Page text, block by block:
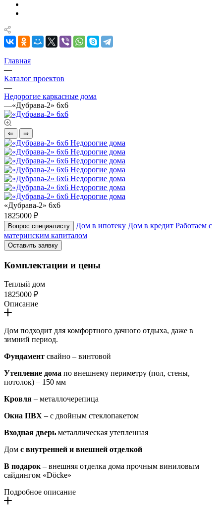
Главная
—
Каталог проектов
—
Недорогие каркасные дома
—«Дубрава-2» 6х6
⇐ ⇒
«Дубрава-2» 6х6
1825000 ₽
Вопрос специалисту Дом в ипотеку Дом в кредит Работаем с
материнским капиталом
Оставить заявку
Комплектации и цены
Теплый дом
1825000 ₽
Описание
Дом подходит для комфортного дачного отдыха, даже в
зимний период.
Фундамент свайно – винтовой
Утепление дома по внешнему периметру (пол, стены,
потолок) – 150 мм
Кровля – металлочерепица
Окна ПВХ – с двойным стеклопакетом
Входная дверь металлическая утепленная
Дом с внутренней и внешней отделкой
В подарок– внешняя отделка дома прочным виниловым
сайдингом «Döcke»
Подробное описание